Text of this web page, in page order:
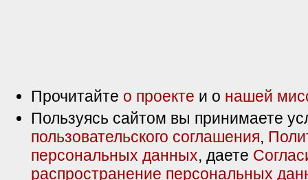
Прочитайте о проекте и о нашей
Пользуясь сайтом вы принимаете
пользовательского соглашения,
персональных данных, даете
распространение персональных